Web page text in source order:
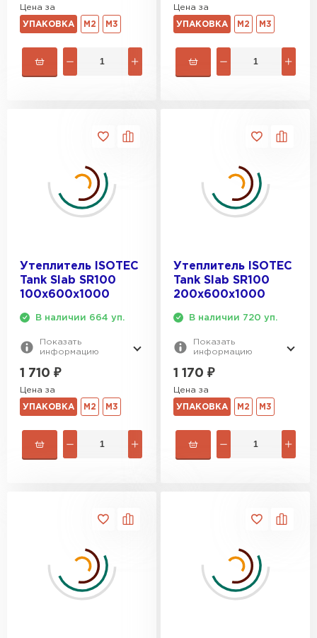
Цена за
УПАКОВКА М2 М3
Цена за
УПАКОВКА М2 М3
Утеплитель ISOTEC
Tank Slab SR100
100х600х1000
В наличии 664 уп.
Показать
информацию
1 710 ₽
Цена за
УПАКОВКА М2 М3
Утеплитель ISOTEC
Tank Slab SR100
200х600х1000
В наличии 720 уп.
Показать
информацию
1 170 ₽
Цена за
УПАКОВКА М2 М3